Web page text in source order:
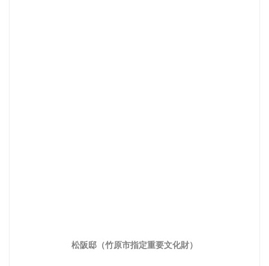
松阪邸（竹原市指定重要文化財）